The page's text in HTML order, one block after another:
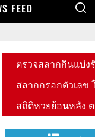
FEED
ตรวจสลากกินแบ่ง
สลากกรอกตัวเลข
สถิติหวยย้อนหลัง